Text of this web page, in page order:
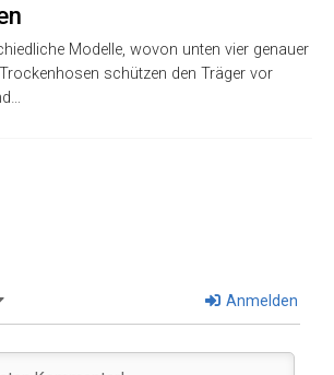
Modelle, wovon unten vier genauer
schützen den Träger vor
Anmelden